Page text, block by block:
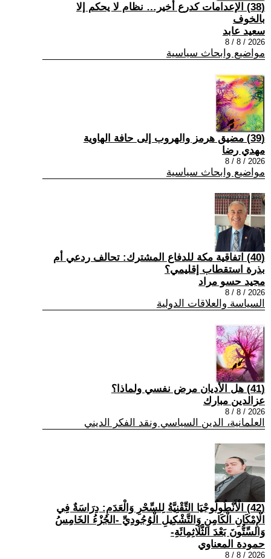
(38) الإعدامات كدرع أخير… نظام لا يحكم إلا
بالخوف
سعيد عابد
2026 / 8 / 8
مواضيع وابحاث سياسية
(39) مضيق هرمز والهروب إلى حافة الهاوية
مهدي رضا
2026 / 8 / 8
مواضيع وابحاث سياسية
(40) اتفاقية مكة للدفاع المشترك: تحالف ردعي أم
بذرة استقطاب إقليمي؟
مجيد حسو مراد
2026 / 8 / 8
السياسة والعلاقات الدولية
(41) هل الأديان مرض نفسي ولماذا؟
عزالدين مبارك
2026 / 8 / 8
العلمانية، الدين السياسي ونقد الفكر الديني
(42) الْأَنْطُولُوجْيَا التِّقْنِيَّةُ لِلسِّحْرِ وَالْعَدَمِ: دِرَاسَةٌ فِي
الْإِمْكَانِ الْكَامِنِ وَالتَّشْكِيلِ الْوُجُودِيِّ -الجُزْءُ الخَامِسُ
وَالسِّتُّونَ بَعْدَ الثَّلَاثِمِائَةِ-
حمودة المعناوي
2026 / 8 / 8